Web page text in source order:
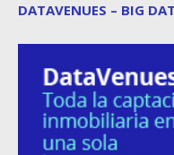
DATAVENUES – BIG